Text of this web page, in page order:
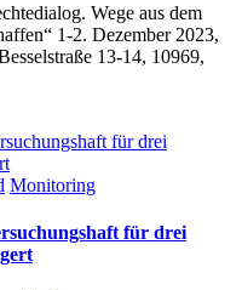
Wege aus dem
1-2. Dezember 2023,
13-14, 10969,
Monitoring
für drei